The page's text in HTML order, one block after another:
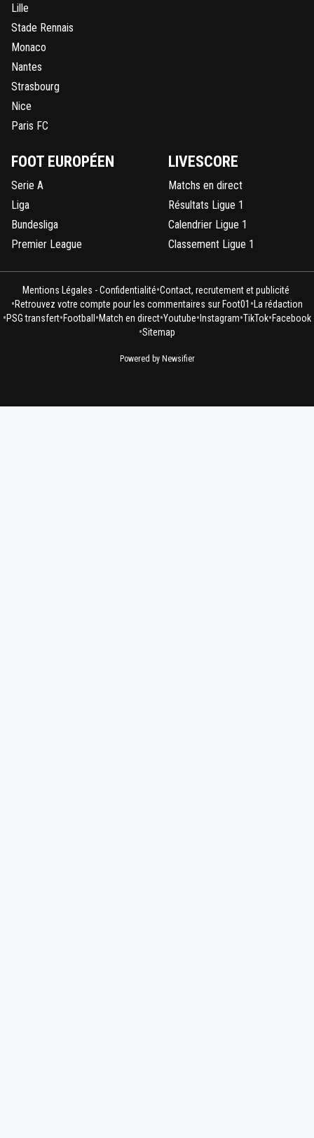
Lille
Stade Rennais
Monaco
Nantes
Strasbourg
Nice
Paris FC
FOOT EUROPÉEN
Serie A
Liga
Bundesliga
Premier League
LIVESCORE
Matchs en direct
Résultats Ligue 1
Calendrier Ligue 1
Classement Ligue 1
Mentions Légales - Confidentialité•Contact, recrutement et publicité
•Retrouvez votre compte pour les commentaires sur Foot01 • La rédaction
•PSG transfert•Football •Match en direct•Youtube• Instagram•TikTok•Facebook
•Sitemap
Powered by Newsifier